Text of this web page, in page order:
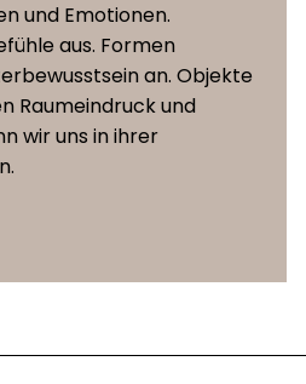
Fuss aus
oder
Aluminium mit Rollen
und Emotionen.
aus. Formen
an. Objekte
Raumeindruck und
wir uns in ihrer